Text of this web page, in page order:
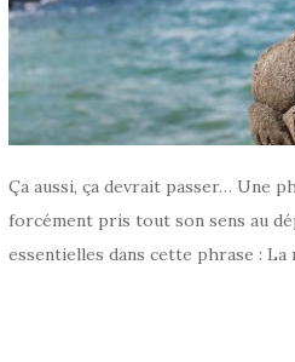
Ça aussi, ça devrait passer… Une
forcément pris tout son sens au
essentielles dans cette phrase :